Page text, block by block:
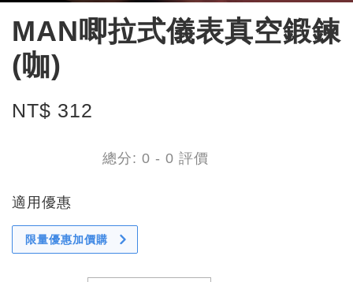
MAN唧拉式儀表真空鍛鍊
(咖)
NT$ 312
總分: 0 - 0 評價
適用優惠
限量優惠加價購